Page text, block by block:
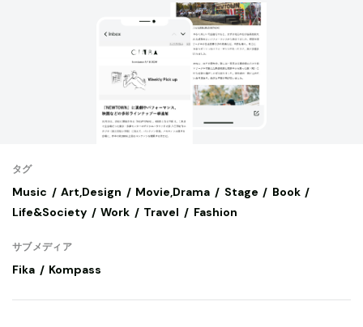
タグ
Music Art,Design Movie,Drama Stage
Book
Life&Society
Work Travel Fashion
サブメディア
Fika Kompass